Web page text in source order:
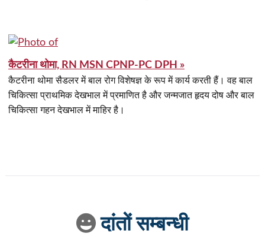
कैटरीना थोमा, RN MSN CPNP-PC DPH »
कैटरीना थोमा सैडलर में बाल रोग विशेषज्ञ के रूप में कार्य करती हैं। वह बाल
चिकित्सा प्राथमिक देखभाल में प्रमाणित है और जन्मजात हृदय दोष और बाल
चिकित्सा गहन देखभाल में माहिर है।
दांतों सम्बन्धी